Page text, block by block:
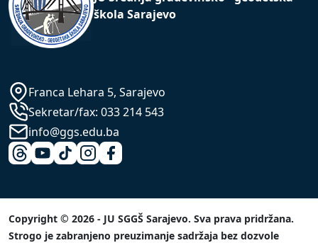
škola Sarajevo
Franca Lehara 5, Sarajevo
Sekretar/fax: 033 214 543
info@ggs.edu.ba
Copyright © 2026 - JU SGGŠ Sarajevo. Sva prava pridržana.
Strogo je zabranjeno preuzimanje sadržaja bez dozvole